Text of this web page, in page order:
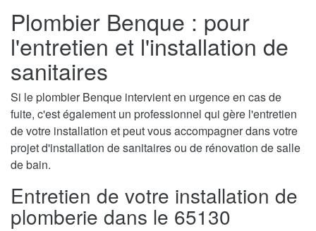
Plombier Benque : pour
l'entretien et l'installation de
sanitaires
Si le plombier Benque intervient en urgence en cas de
fuite, c'est également un professionnel qui gère l'entretien
de votre installation et peut vous accompagner dans votre
projet d'installation de sanitaires ou de rénovation de salle
de bain.
Entretien de votre installation de
plomberie dans le 65130